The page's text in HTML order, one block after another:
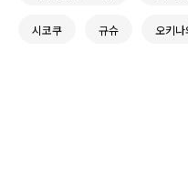
시코쿠 규슈 오키